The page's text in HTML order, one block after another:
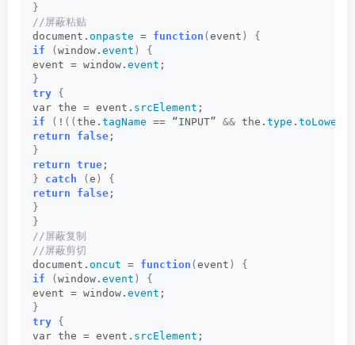
}
//屏蔽粘贴
document. onpaste = function (event )
{
if
(window. event )
{
event = window. event ;
}
try {
var the = event. srcElement ;
if
( ! ((the. tagName == “INPUT” && the. type .
return
false ;
}
return true ;
}
catch (e )
{
return
false ;
}
}
//屏蔽复制
//屏蔽剪切
document. oncut = function (event )
{
if
(window. event )
{
event = window. event ;
}
try {
var the = event. srcElement ;